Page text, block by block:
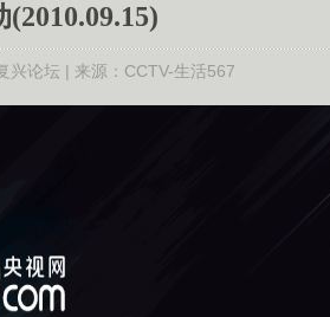
兴论坛 | 来源：CCTV-生活567